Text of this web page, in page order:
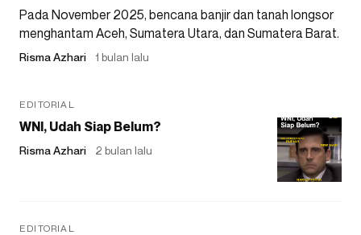
Pada November 2025, bencana banjir dan tanah longsor
menghantam Aceh, Sumatera Utara, dan Sumatera Barat.
Risma Azhari 1 bulan lalu
EDITORIAL
WNI, Udah Siap Belum?
Risma Azhari 2 bulan lalu
EDITORIAL